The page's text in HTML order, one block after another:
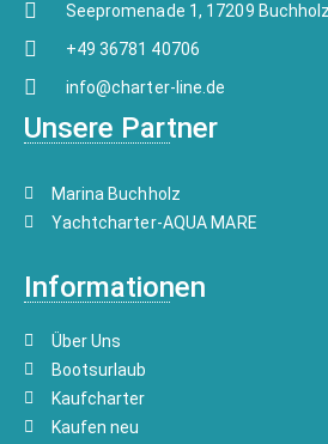
Seepromenade 1, 17209 Buchholz
+49 36781 40706
info@charter-line.de
Unsere Partner
Marina Buchholz
Yachtcharter-AQUA MARE
Informationen
Über Uns
Bootsurlaub
Kaufcharter
Kaufen neu